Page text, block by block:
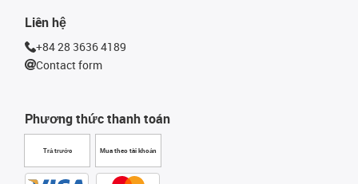
Phương thức thanh toán
Trả trước Mua theo tài khoản
Liên hệ
+84 28 3636 4189
Contact form